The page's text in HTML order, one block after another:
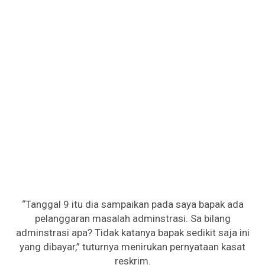
“Tanggal 9 itu dia sampaikan pada saya bapak ada
pelanggaran masalah adminstrasi. Sa bilang
adminstrasi apa? Tidak katanya bapak sedikit saja ini
yang dibayar,” tuturnya menirukan pernyataan kasat
reskrim.